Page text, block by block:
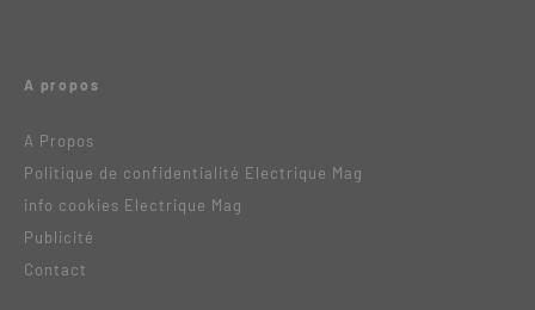
A propos
A Propos
Politique de confidentialité Electrique Mag
info cookies Electrique Mag
Publicité
Contact